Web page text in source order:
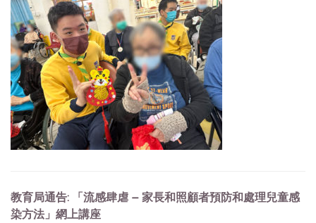
教育局通告: 「流感肆虐 – 家長和照顧者預防和處理兒童感
染方法」網上講座